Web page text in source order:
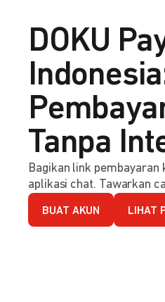
DOKU
Tanpa
Bagikan link pembayaran
aplikasi chat. Tawarkan
BUAT AKUN LIHAT